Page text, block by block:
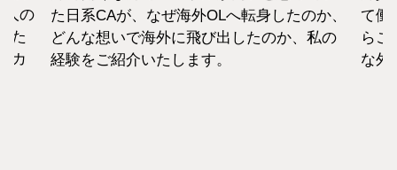
人の
た
カ
た日系CAが、なぜ海外OLへ転身したのか、
どんな想いで海外に飛び出したのか、私の
経験をご紹介いたします。
て働
らこ
な外